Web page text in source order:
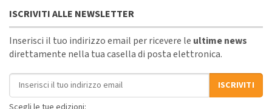
ISCRIVITI ALLE NEWSLETTER
Inserisci il tuo indirizzo email per ricevere le ultime news
direttamente nella tua casella di posta elettronica.
Indirizzo email
ISCRIVITI